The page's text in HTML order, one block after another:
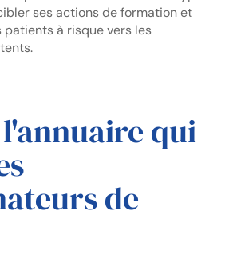
ses actions de formation et
patients à risque vers les
qui
de